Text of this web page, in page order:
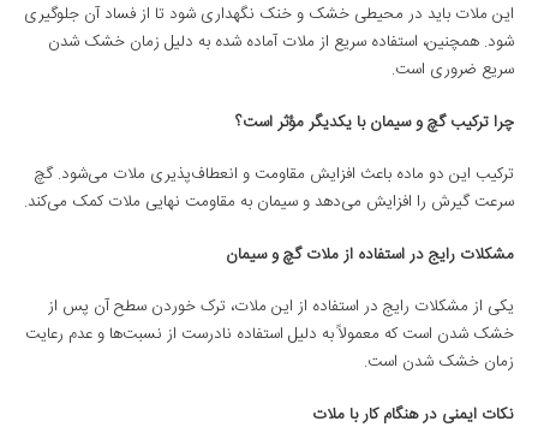
این ملات باید در محیطی خشک و خنک نگهداری شود تا از فساد آن جلوگیری
شود. همچنین، استفاده سریع از ملات آماده شده به دلیل زمان خشک شدن
سریع ضروری است.
چرا ترکیب گچ و سیمان با یکدیگر مؤثر است؟
ترکیب این دو ماده باعث افزایش مقاومت و انعطاف‌پذیری ملات می‌شود. گچ
سرعت گیرش را افزایش می‌دهد و سیمان به مقاومت نهایی ملات کمک می‌کند.
مشکلات رایج در استفاده از ملات گچ و سیمان
یکی از مشکلات رایج در استفاده از این ملات، ترک خوردن سطح آن پس از
خشک شدن است که معمولاً به دلیل استفاده نادرست از نسبت‌ها و عدم رعایت
زمان خشک شدن است.
نکات ایمنی در هنگام کار با ملات